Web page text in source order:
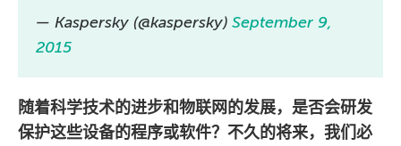
— Kaspersky (@kaspersky) September 9,
2015
随着科学技术的进步和物联网的发展，是否会研发
保护这些设备的程序或软件？不久的将来，我们必